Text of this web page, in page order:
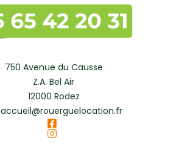
750 Avenue du Causse
Z.A. Bel Air
12000 Rodez
accueil@rouerguelocation.fr